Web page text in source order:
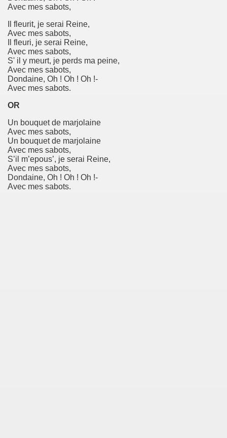
Avec mes sabots,
Il fleurit, je serai Reine,
Avec mes sabots,
Il fleuri, je serai Reine,
Avec mes sabots,
S' il y meurt, je perds ma peine,
Avec mes sabots,
Dondaine, Oh ! Oh ! Oh !-
Avec mes sabots.
OR
Un bouquet de marjolaine
Avec mes sabots,
Un bouquet de marjolaine
Avec mes sabots,
S’il m’epous’, je serai Reine,
Avec mes sabots,
Dondaine, Oh ! Oh ! Oh !-
Avec mes sabots.